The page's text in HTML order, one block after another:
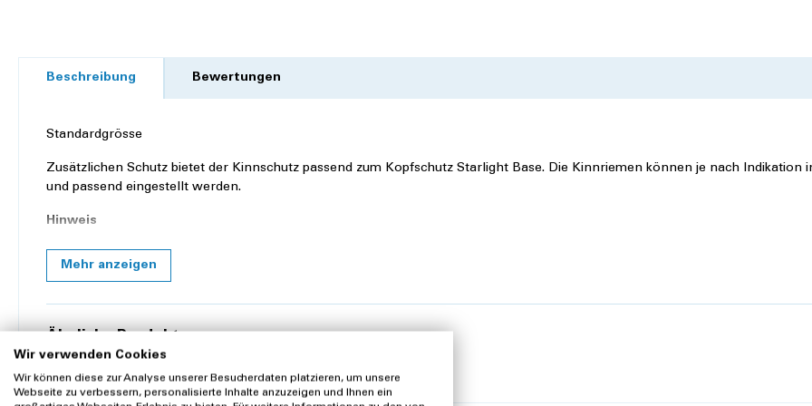
Beschreibung Bewertungen
Standardgrösse
Zusätzlichen Schutz bietet der Kinnschutz passend zum Kopfschutz Starlight Base. Die Kinnriemen können je nach Indikation
und passend eingestellt werden.
Hinweis
Abbildung zeigt Kopfschutz inkl. Kinnschutz, Stirnschutz und Nackenschutz. Bildquelle: ATO FORM GmbH
Material:
Farbe: Grün
Mehr anzeigen
Ähnliche Produkte
Wir verwenden Cookies
Wir können diese zur Analyse unserer Besucherdaten platzieren, um unsere
Webseite zu verbessern, personalisierte Inhalte anzuzeigen und Ihnen ein